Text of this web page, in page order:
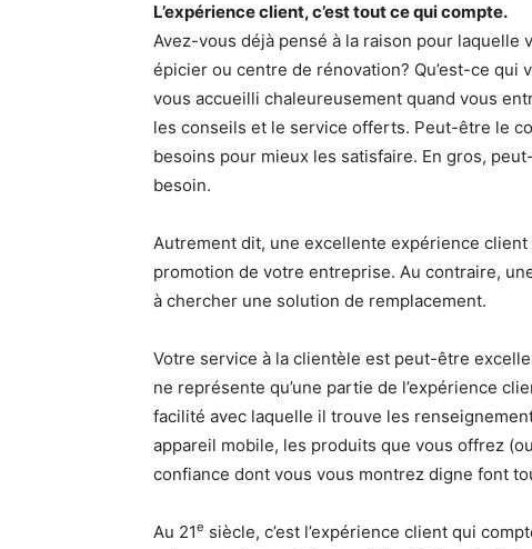
L’expérience client, c’est tout ce qui compte.
Avez-vous déjà pensé à la raison pour
épicier ou centre de rénovation? Qu’est-ce
vous accueilli chaleureusement quand vous
les conseils et le service offerts. Peut-être le
besoins pour mieux les satisfaire. En gros,
besoin.
Autrement dit, une excellente expérience
promotion de votre entreprise. Au contraire,
à chercher une solution de remplacement.
Votre service à la clientèle est peut-être
ne représente qu’une partie de l’expérience
facilité avec laquelle il trouve les
appareil mobile, les produits que vous offrez
confiance dont vous vous montrez digne font
Au 21e siècle, c’est l’expérience client qui